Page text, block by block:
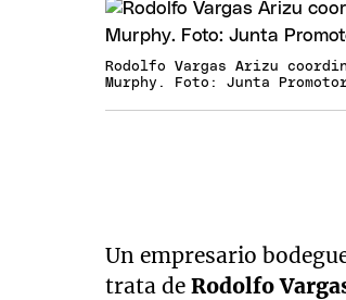
Rodolfo Vargas Arizu
Murphy. Foto: Junta
Un empresario
trata deRodolfo